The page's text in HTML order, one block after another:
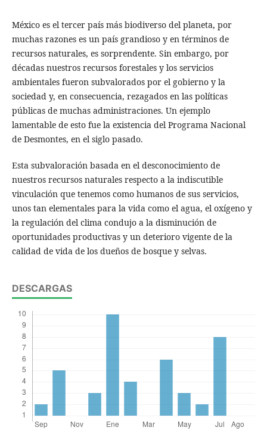
México es el tercer país más biodiverso del planeta, por
muchas razones es un país grandioso y en términos de
recursos naturales, es sorprendente. Sin embargo, por
décadas nuestros recursos forestales y los servicios
ambientales fueron subvalorados por el gobierno y la
sociedad y, en consecuencia, rezagados en las políticas
públicas de muchas administraciones. Un ejemplo
lamentable de esto fue la existencia del Programa Nacional
de Desmontes, en el siglo pasado.
Esta subvaloración basada en el desconocimiento de
nuestros recursos naturales respecto a la indiscutible
vinculación que tenemos como humanos de sus servicios,
unos tan elementales para la vida como el agua, el oxígeno y
la regulación del clima condujo a la disminución de
oportunidades productivas y un deterioro vigente de la
calidad de vida de los dueños de bosque y selvas.
DESCARGAS